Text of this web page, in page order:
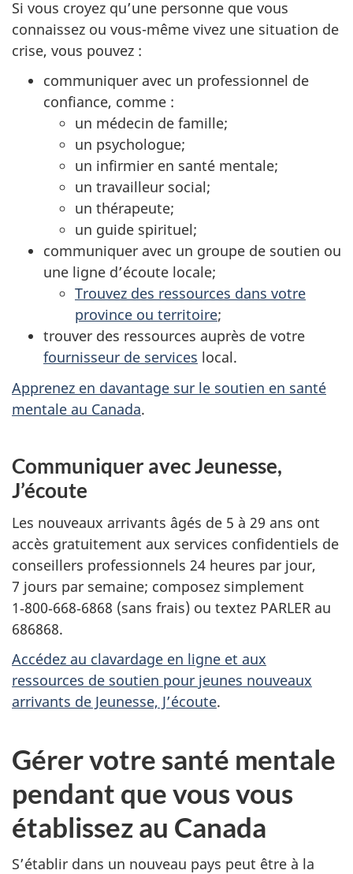
Si vous croyez qu’une personne que vous
connaissez ou vous-même vivez une situation de
crise, vous pouvez :
communiquer avec un professionnel de
confiance, comme :
un médecin de famille;
un psychologue;
un infirmier en santé mentale;
un travailleur social;
un thérapeute;
un guide spirituel;
communiquer avec un groupe de soutien ou
une ligne d’écoute locale;
Trouvez des ressources dans votre
province ou territoire;
trouver des ressources auprès de votre
fournisseur de services local.
Apprenez en davantage sur le soutien en santé
mentale au Canada.
Communiquer avec Jeunesse,
J’écoute
Les nouveaux arrivants âgés de 5 à 29 ans ont
accès gratuitement aux services confidentiels de
conseillers professionnels 24 heures par jour,
7 jours par semaine; composez simplement
1‑800‑668‑6868 (sans frais) ou textez PARLER au
686868.
Accédez au clavardage en ligne et aux
ressources de soutien pour jeunes nouveaux
arrivants de Jeunesse, J’écoute.
Gérer votre santé mentale
pendant que vous vous
établissez au Canada
S’établir dans un nouveau pays peut être à la